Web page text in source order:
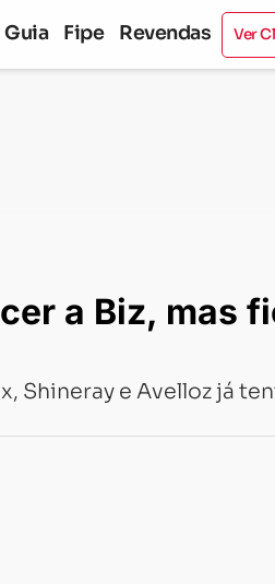
Guia Fipe Revendas Ver
caminho
a Biz, mas
Shineray e Avelloz já